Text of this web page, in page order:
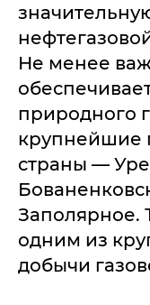
Не менее
природного
крупнейшие
страны —
Заполярное.
одним из
добычи